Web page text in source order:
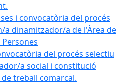
i convocatòria del procés
a dinamitzador/a de l'Àrea de
Persones
del procés selectiu
a social i constitució
treball comarcal.